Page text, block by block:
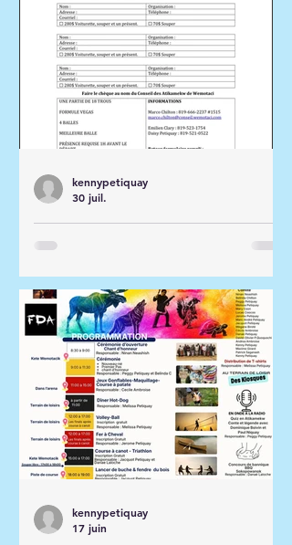
Formulaire Inscription -
Tournoi de Golf Wemotaci
2026
kennypetiquay
30 juil.
kennypetiquay
17 juin